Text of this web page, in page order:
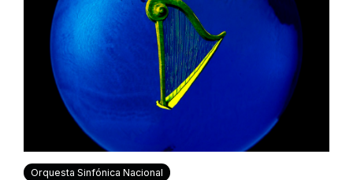
Orquesta Sinfónica Nacional